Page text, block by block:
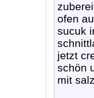
ofen
sucuk
jetzt
schön
mit